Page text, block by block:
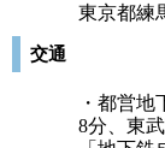
東京都練
交通
・都営
8分、東